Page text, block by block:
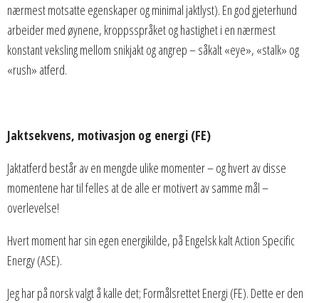
nærmest motsatte egenskaper og minimal jaktlyst). En god gjeterhund
arbeider med øynene, kroppsspråket og hastighet i en nærmest
konstant veksling mellom snikjakt og angrep – såkalt «eye», «stalk» og
«rush» atferd.
Jaktsekvens, motivasjon og energi (FE)
Jaktatferd består av en mengde ulike momenter – og hvert av disse
momentene har til felles at de alle er motivert av samme mål –
overlevelse!
Hvert moment har sin egen energikilde, på Engelsk kalt Action Specific
Energy (ASE).
Jeg har på norsk valgt å kalle det; Formålsrettet Energi (FE). Dette er den